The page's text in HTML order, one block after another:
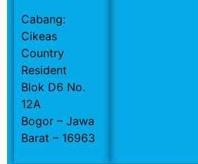
Cabang:
Cikeas
Country
Resident
Blok D6 No.
12A
Bogor – Jawa
Barat – 16963